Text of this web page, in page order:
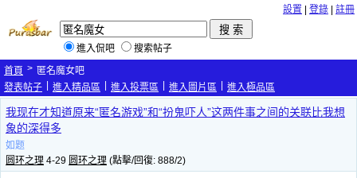
設置 登錄 註冊
進入侃吧
搜索帖子
首頁 > 匿名魔女吧
發表帖子
進入精品區 進入投票區 進入圖片區 進入極品區
我现在才知道原来“匿名游戏”和“扮鬼吓人”这两件事之间的关联比我想
象的深得多
如题
圆环之理 4-29 圆环之理 (點擊/回復: 888/2)